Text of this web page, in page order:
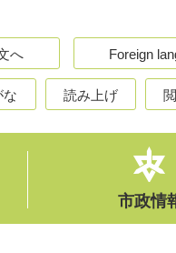
へ Foreign
な 読み上げ
市政情